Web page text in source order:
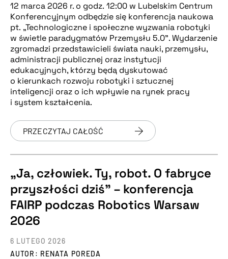
12 marca 2026 r. o godz. 12:00 w Lubelskim Centrum
Konferencyjnym odbędzie się konferencja naukowa
pt. „Technologiczne i społeczne wyzwania robotyki
w świetle paradygmatów Przemysłu 5.0”. Wydarzenie
zgromadzi przedstawicieli świata nauki, przemysłu,
administracji publicznej oraz instytucji
edukacyjnych, którzy będą dyskutować
o kierunkach rozwoju robotyki i sztucznej
inteligencji oraz o ich wpływie na rynek pracy
i system kształcenia.
PRZECZYTAJ CAŁOŚĆ
„Ja, człowiek. Ty, robot. O fabryce
przyszłości dziś” – konferencja
FAIRP podczas Robotics Warsaw
2026
AUTOR: RENATA POREDA
6 LUTEGO 2026